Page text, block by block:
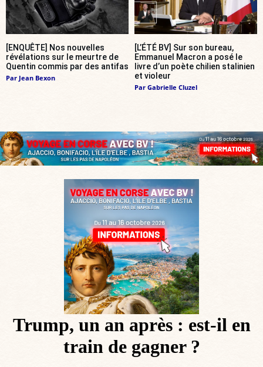
[ENQUÊTE] Nos nouvelles
révélations sur le meurtre de
Quentin commis par des antifas
Par Jean Bexon
[L’ÉTÉ BV] Sur son bureau,
Emmanuel Macron a posé le
livre d’un poète chilien stalinien
et violeur
Par Gabrielle Cluzel
Trump, un an après : est-il en
train de gagner ?